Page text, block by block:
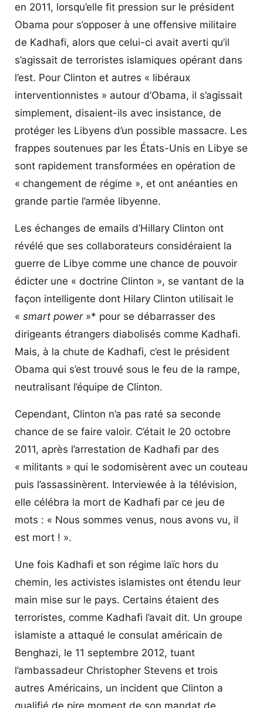
en 2011, lorsqu’elle fit pression sur le président
Obama pour s’opposer à une offensive militaire
de Kadhafi, alors que celui-ci avait averti qu’il
s’agissait de terroristes islamiques opérant dans
l’est. Pour Clinton et autres « libéraux
interventionnistes » autour d’Obama, il s’agissait
simplement, disaient-ils avec insistance, de
protéger les Libyens d’un possible massacre. Les
frappes soutenues par les États-Unis en Libye se
sont rapidement transformées en opération de
« changement de régime », et ont anéanties en
grande partie l’armée libyenne.
Les échanges de emails d’Hillary Clinton ont
révélé que ses collaborateurs considéraient la
guerre de Libye comme une chance de pouvoir
édicter une « doctrine Clinton », se vantant de la
façon intelligente dont Hilary Clinton utilisait le
« smart power »* pour se débarrasser des
dirigeants étrangers diabolisés comme Kadhafi.
Mais, à la chute de Kadhafi, c’est le président
Obama qui s’est trouvé sous le feu de la rampe,
neutralisant l’équipe de Clinton.
Cependant, Clinton n’a pas raté sa seconde
chance de se faire valoir. C’était le 20 octobre
2011, après l’arrestation de Kadhafi par des
« militants » qui le sodomisèrent avec un couteau
puis l’assassinèrent. Interviewée à la télévision,
elle célébra la mort de Kadhafi par ce jeu de
mots : « Nous sommes venus, nous avons vu, il
est mort ! ».
Une fois Kadhafi et son régime laïc hors du
chemin, les activistes islamistes ont étendu leur
main mise sur le pays. Certains étaient des
terroristes, comme Kadhafi l’avait dit. Un groupe
islamiste a attaqué le consulat américain de
Benghazi, le 11 septembre 2012, tuant
l’ambassadeur Christopher Stevens et trois
autres Américains, un incident que Clinton a
qualifié de pire moment de son mandat de